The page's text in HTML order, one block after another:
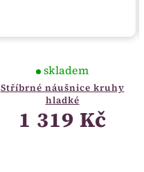
Stříbrné náušnice kruhy
hladké
skladem
1 319 Kč